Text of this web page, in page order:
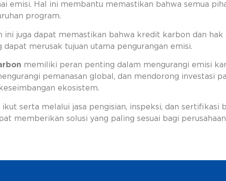
emisi. Hal ini membantu memastikan bahwa semua
program.
ini juga dapat memastikan bahwa kredit karbon dan
dapat merusak tujuan utama pengurangan emisi.
memiliki peran penting dalam mengurangi emisi
pemanasan global, dan mendorong investasi
ekosistem.
ikut serta melalui jasa pengisian, inspeksi, dan sertifikasi
memberikan solusi yang paling sesuai bagi